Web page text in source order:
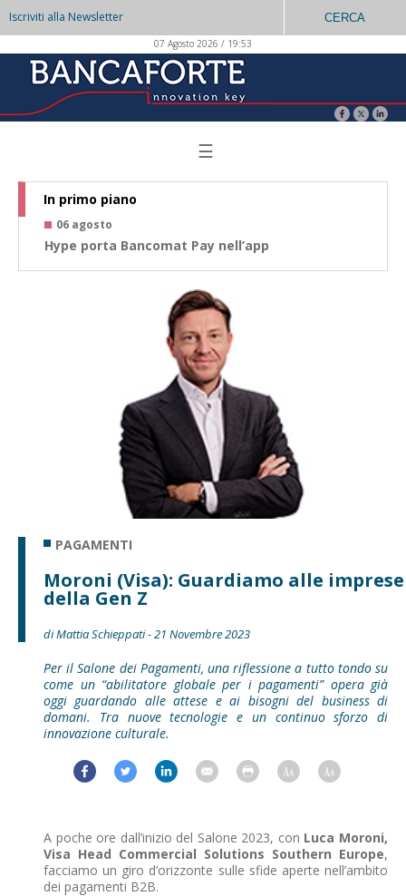
Iscriviti alla Newsletter CERCA
07 Agosto 2026 / 19:53
☰
In primo piano
06 agosto
Hype porta Bancomat Pay nell’app
PAGAMENTI
Moroni (Visa): Guardiamo alle imprese
della Gen Z
di Mattia Schieppati - 21 Novembre 2023
Per il Salone dei Pagamenti, una riflessione a tutto tondo su
come un “abilitatore globale per i pagamenti” opera già
oggi guardando alle attese e ai bisogni del business di
domani. Tra nuove tecnologie e un continuo sforzo di
innovazione culturale.
A poche ore dall’inizio del Salone 2023, con Luca Moroni,
Visa Head Commercial Solutions Southern Europe,
facciamo un giro d’orizzonte sulle sfide aperte nell’ambito
dei pagamenti B2B.